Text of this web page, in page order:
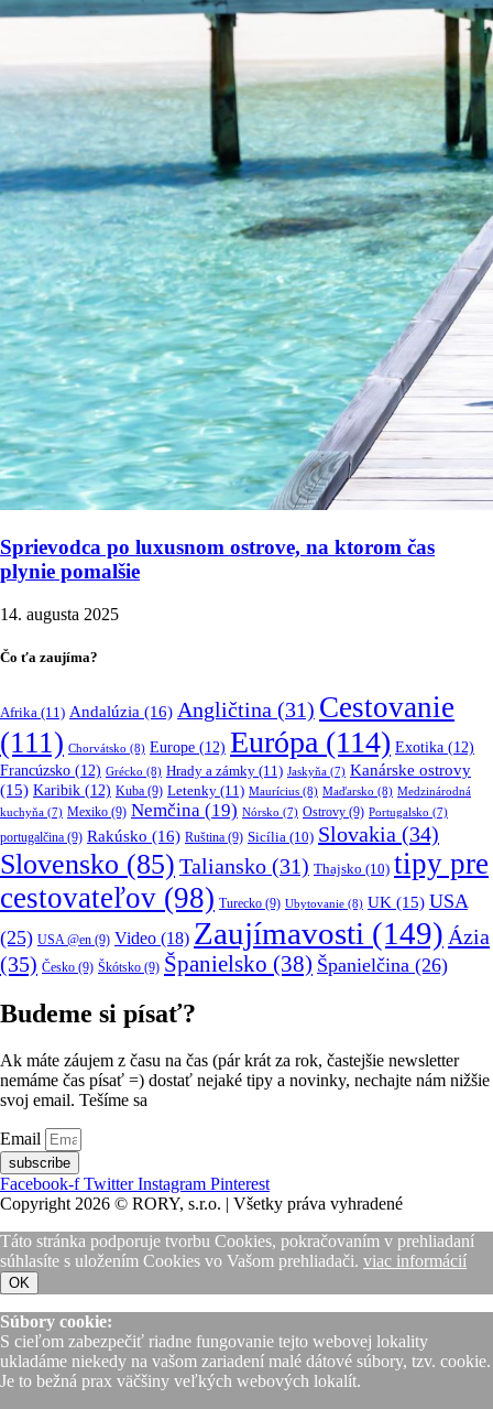
Sprievodca po luxusnom ostrove, na ktorom čas
plynie pomalšie
14. augusta 2025
Čo ťa zaujíma?
Afrika (11) Andalúzia (16) Angličtina (31) Cestovanie
(111) Chorvátsko (8) Europe (12) Európa (114) Exotika (12)
Francúzsko (12) Grécko (8) Hrady a zámky (11) Jaskyňa (7) Kanárske ostrovy
(15) Karibik (12) Kuba (9) Letenky (11) Maurícius (8) Maďarsko (8) Medzinárodná
kuchyňa (7) Mexiko (9) Nemčina (19) Nórsko (7) Ostrovy (9) Portugalsko (7)
portugalčina (9) Rakúsko (16) Ruština (9) Sicília (10) Slovakia (34)
Slovensko (85) Taliansko (31) Thajsko (10) tipy pre
cestovateľov (98) Turecko (9) Ubytovanie (8) UK (15) USA
(25) USA @en (9) Video (18) Zaujímavosti (149) Ázia
(35) Česko (9) Škótsko (9) Španielsko (38) Španielčina (26)
Budeme si písať?
Ak máte záujem z času na čas (pár krát za rok, častejšie newsletter
nemáme čas písať =) dostať nejaké tipy a novinky, nechajte nám nižšie
svoj email. Tešíme sa
Email
subscribe
Facebook-f Twitter Instagram Pinterest
Copyright 2026 © RORY, s.r.o. | Všetky práva vyhradené
Táto stránka podporuje tvorbu Cookies, pokračovaním v prehliadaní
súhlasíte s uložením Cookies vo Vašom prehliadači. viac informácií
OK
Súbory cookie:
S cieľom zabezpečiť riadne fungovanie tejto webovej lokality
ukladáme niekedy na vašom zariadení malé dátové súbory, tzv. cookie.
Je to bežná prax väčšiny veľkých webových lokalít.